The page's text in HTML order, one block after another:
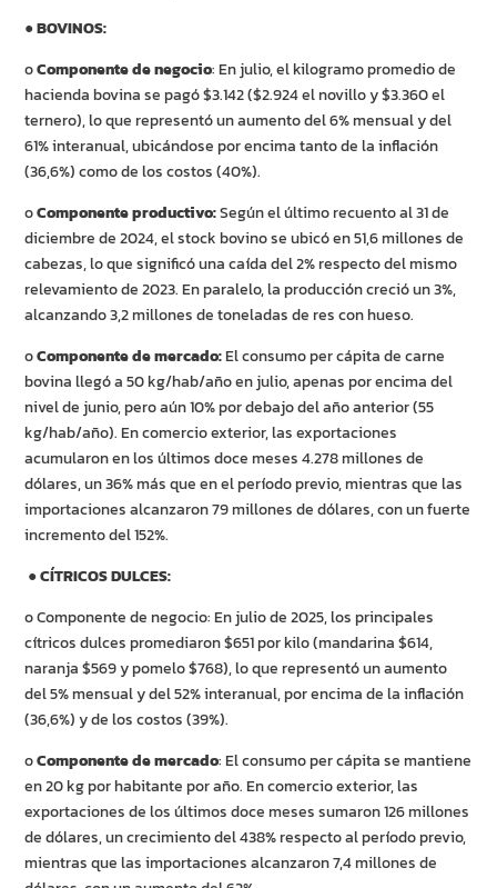
●BOVINOS:
oComponente de negocio: En julio, el kilogramo promedio de
hacienda bovina se pagó $3.142 ($2.924 el novillo y $3.360 el
ternero), lo que representó un aumento del 6% mensual y del
61% interanual, ubicándose por encima tanto de la inflación
(36,6%) como de los costos (40%).
oComponente productivo:Según el último recuento al 31 de
diciembre de 2024, el stock bovino se ubicó en 51,6 millones de
cabezas, lo que significó una caída del 2% respecto del mismo
relevamiento de 2023. En paralelo, la producción creció un 3%,
alcanzando 3,2 millones de toneladas de res con hueso.
oComponente de mercado:El consumo per cápita de carne
bovina llegó a 50 kg/hab/año en julio, apenas por encima del
nivel de junio, pero aún 10% por debajo del año anterior (55
kg/hab/año). En comercio exterior, las exportaciones
acumularon en los últimos doce meses 4.278 millones de
dólares, un 36% más que en el período previo, mientras que las
importaciones alcanzaron 79 millones de dólares, con un fuerte
incremento del 152%.
●CÍTRICOS DULCES:
o Componente de negocio: En julio de 2025, los principales
cítricos dulces promediaron $651 por kilo (mandarina $614,
naranja $569 y pomelo $768), lo que representó un aumento
del 5% mensual y del 52% interanual, por encima de la inflación
(36,6%) y de los costos (39%).
oComponente de mercado: El consumo per cápita se mantiene
en 20 kg por habitante por año. En comercio exterior, las
exportaciones de los últimos doce meses sumaron 126 millones
de dólares, un crecimiento del 438% respecto al período previo,
mientras que las importaciones alcanzaron 7,4 millones de